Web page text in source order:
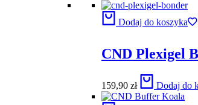
Dodaj do koszyka
CND Plexigel
159,90 zł Dodaj do